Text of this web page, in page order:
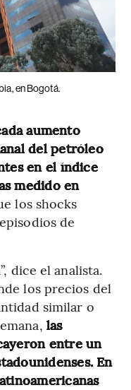
en Bogotá.
aumento
del petróleo
en el índice
medido en
los shocks
de
dice el analista.
los precios del
similar o
las
entre un
En